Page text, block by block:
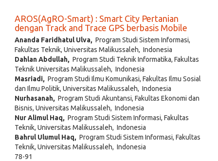
AROS(AgRO-Smart) : Smart City Pertanian
dengan Track and Trace GPS berbasis Mobile
Ananda Faridhatul Ulva, Program Studi Sistem Informasi,
Fakultas Teknik, Universitas Malikussaleh, Indonesia
Dahlan Abdullah, Program Studi Teknik Informatika, Fakultas
Teknik Universitas Malikussaleh, Indonesia
Masriadi, Program Studi Ilmu Komunikasi, Fakultas Ilmu Sosial
dan Ilmu Politik, Universitas Malikussaleh, Indonesia
Nurhasanah, Program Studi Akuntansi, Fakultas Ekonomi dan
Bisnis, Universitas Malikussaleh, Indonesia
Nur Alimul Haq, Program Studi Sistem Informasi, Fakultas
Teknik, Universitas Malikussaleh, Indonesia
Bahrul Ulumul Haq, Program Studi Sistem Informasi, Fakultas
Teknik, Universitas Malikussaleh, Indonesia
78-91